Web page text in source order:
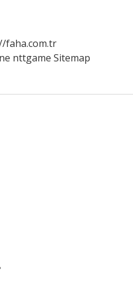
faha.com.tr
nttgame Sitemap